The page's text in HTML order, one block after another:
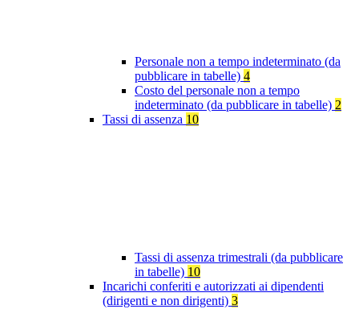
Personale non a tempo indeterminato (da
pubblicare in tabelle) 4
Costo del personale non a tempo
indeterminato (da pubblicare in tabelle) 2
Tassi di assenza 10
Tassi di assenza trimestrali (da pubblicare
in tabelle) 10
Incarichi conferiti e autorizzati ai dipendenti
(dirigenti e non dirigenti) 3